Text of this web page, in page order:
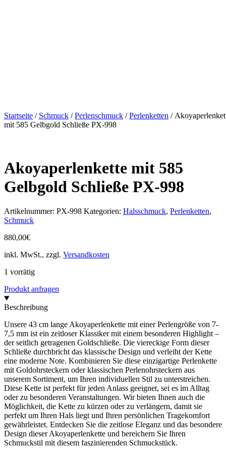
Startseite / Schmuck /Perlenschmuck /Perlenketten /
mit 585 Gelbgold Schließe PX-998
Akoyaperlenkette mit 585
Gelbgold Schließe PX-998
Artikelnummer: PX-998 Kategorien: Halsschmuck, Perlenketten,
Schmuck
880,00€
inkl. MwSt., zzgl. Versandkosten
1 vorrätig
Produkt anfragen
Beschreibung
Unsere 43 cm lange Akoyaperlenkette mit einer Perlengröße von 7-
7,5 mm ist ein zeitloser Klassiker mit einem besonderen Highlight –
der seitlich getragenen Goldschließe. Die viereckige Form dieser
Schließe durchbricht das klassische Design und verleiht der Kette
eine moderne Note. Kombinieren Sie diese einzigartige Perlenkette
mit Goldohrsteckern oder klassischen Perlenohrsteckern aus
unserem Sortiment, um Ihren individuellen Stil zu unterstreichen.
Diese Kette ist perfekt für jeden Anlass geeignet, sei es im Alltag
oder zu besonderen Veranstaltungen. Wir bieten Ihnen auch die
Möglichkeit, die Kette zu kürzen oder zu verlängern, damit sie
perfekt um Ihren Hals liegt und Ihren persönlichen Tragekomfort
gewährleistet. Entdecken Sie die zeitlose Eleganz und das besondere
Design dieser Akoyaperlenkette und bereichern Sie Ihren
Schmuckstil mit diesem faszinierenden Schmuckstück.